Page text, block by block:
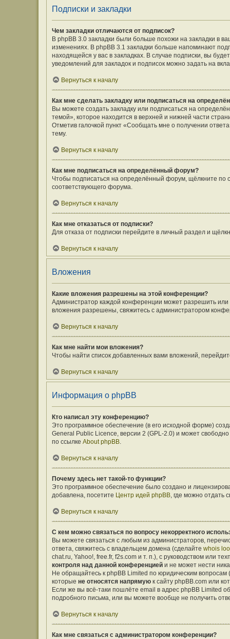
Подписки и закладки
Чем закладки отличаются от подписок?
В phpBB 3.0 закладки были больше похожи на закладки в
изменениях. В phpBB 3.1 закладки больше напоминают
находящейся у вас в закладках. В случае подписки, вы
уведомлений для закладок и подписок можно задать на
Вернуться к началу
Как мне сделать закладку или подписаться на
Вы можете создать закладку или подписаться на
темой», которое находится в верхней и нижней части
Отметив галочкой пункт «Сообщать мне о получении
тему.
Вернуться к началу
Как мне подписаться на определённый форум?
Чтобы подписаться на определённый форум, щёлкните по
соответствующего форума.
Вернуться к началу
Как мне отказаться от подписки?
Для отказа от подписки перейдите в личный раздел и
Вернуться к началу
Вложения
Какие вложения разрешены на этой конференции?
Администратор каждой конференции может разрешить
вложения разрешены, свяжитесь с администратором
Вернуться к началу
Как мне найти мои вложения?
Чтобы найти список добавленных вами вложений,
Вернуться к началу
Информация о phpBB
Кто написал эту конференцию?
Это программное обеспечение (в его исходной форме)
General Public Licence, версии 2 (GPL-2.0) и может
по ссылке About phpBB.
Вернуться к началу
Почему здесь нет такой-то функции?
Это программное обеспечение было создано и
добавлена, посетите Центр идей phpBB, где можно отдать
Вернуться к началу
С кем можно связаться по вопросу некорректного
Вы можете связаться с любым из администраторов,
ответа, свяжитесь с владельцем домена (сделайте whois
chat.ru, Yahoo!, free.fr, f2s.com и т. п.), с руководством или
контроля над данной конференцией и не может нести
Не обращайтесь к phpBB Limited по юридическим вопросам
которые не относятся напрямую к сайту phpBB.com или
Если же вы всё-таки пошлёте email в адрес phpBB Limited
подробного письма, или вы можете вообще не получить
Вернуться к началу
Как мне связаться с администратором конференции?